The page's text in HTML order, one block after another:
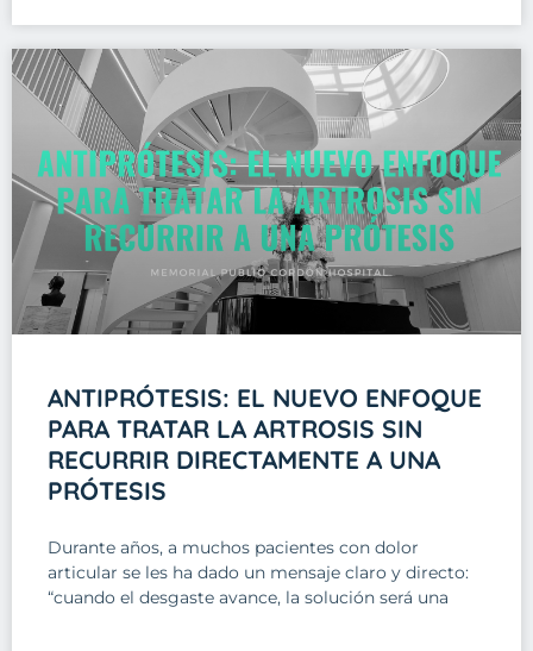
ANTIPRÓTESIS: EL NUEVO ENFOQUE
PARA TRATAR LA ARTROSIS SIN
RECURRIR DIRECTAMENTE A UNA
PRÓTESIS
Durante años, a muchos pacientes con dolor
articular se les ha dado un mensaje claro y directo:
“cuando el desgaste avance, la solución será una